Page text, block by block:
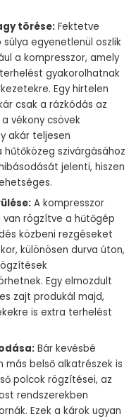
törése: Fektetve
egyenetlenül oszlik
a kompresszor, amely
gyakorolhatnak
Egy hirtelen
csak a rázkódás az
vékony csövek
akár teljesen
hűtőközeg szivárgásához
jelenti, hiszen
A kompresszor
rögzítve a hűtőgép
közbeni rezgéseket
különösen durva úton,
Egy elmozdult
zajt produkál majd,
is extra terhelést
Bár kevésbé
belső alkatrészek is
polcok rögzítései, az
rendszerekben
Ezek a károk ugyan